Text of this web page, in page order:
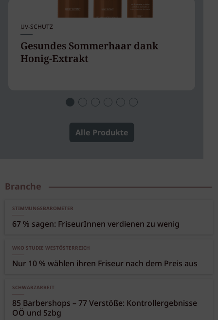
UV-SCHUTZ
Gesundes Sommerhaar dank
Honig-Extrakt
Alle Produkte
Branche
STIMMUNGSBAROMETER
67 % sagen: FriseurInnen verdienen zu wenig
WKO STUDIE WESTÖSTERREICH
Nur 10 % wählen ihren Friseur nach dem Preis aus
SCHWARZARBEIT
85 Barbershops – 77 Verstöße: Kontrollergebnisse
OÖ und Szbg